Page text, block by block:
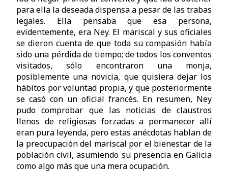
para ella la deseada dispensa a pesar de las trabas
legales. Ella pensaba que esa persona,
evidentemente, era Ney. El mariscal y sus oficiales
se dieron cuenta de que toda su compasión había
sido una pérdida de tiempo; de todos los conventos
visitados, sólo encontraron una monja,
posiblemente una novicia, que quisiera dejar los
hábitos por voluntad propia, y que posteriormente
se casó con un oficial francés. En resumen, Ney
pudo comprobar que las noticias de claustros
llenos de religiosas forzadas a permanecer allí
eran pura leyenda, pero estas anécdotas hablan de
la preocupación del mariscal por el bienestar de la
población civil, asumiendo su presencia en Galicia
como algo más que una mera ocupación.